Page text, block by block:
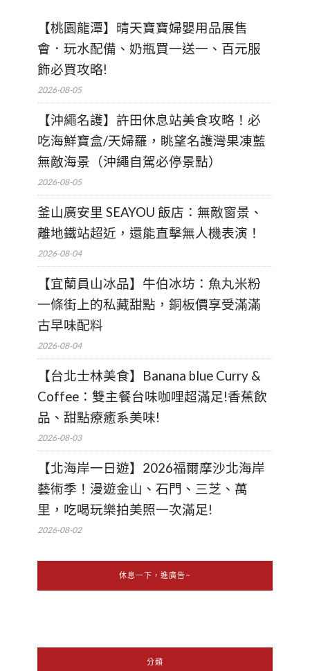
【桃園龍潭】晴天寶寶婦嬰用品展售
會．玩水配備、奶瓶買一送一、百元服
飾必買攻略!
2026-08-05
【沖繩名護】許田休息站美食攻略！必
吃海鮮寶盒/天婦羅，眺望名護灣果凍藍
無敵海景（沖繩自駕必停景點）
2026-08-05
釜山廣安里 SEAYOU 飯店：無敵窗景、
離地鐵站超近，還能直擊無人機表演！
2026-08-04
【宜蘭員山冰品】牛伯冰坊：魚丸米粉
一條街上的私藏甜點，銅板價享受滿滿
古早味配料
2026-08-04
【台北士林美食】Banana blue Curry &
Coffee：雙主餐台味咖哩超滿足!香蕉飲
品、甜點療癒系美味!
2026-08-03
【北海岸一日遊】2026福爾摩沙北海岸
藝術季！漫遊金山、石門、三芝、萬
里，吃喝玩樂拍美照一次滿足!
2026-08-02
休息一下，進廣告~
分類